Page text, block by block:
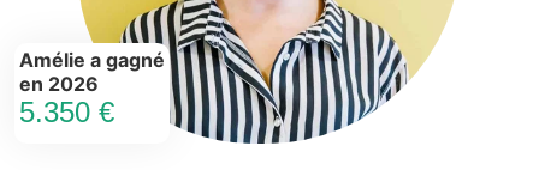
Amélie a gagné
en 2026
5.350 €